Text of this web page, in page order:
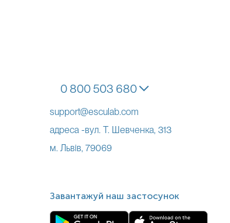
0 800 503 680
support@esculab.com
адреса -вул. Т. Шевченка, 313
м. Львів, 79069
Завантажуй наш застосунок